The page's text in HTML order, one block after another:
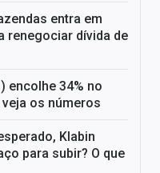
entra em
renegociar dívida de
encolhe 34% no
veja os números
Klabin
para subir? O que